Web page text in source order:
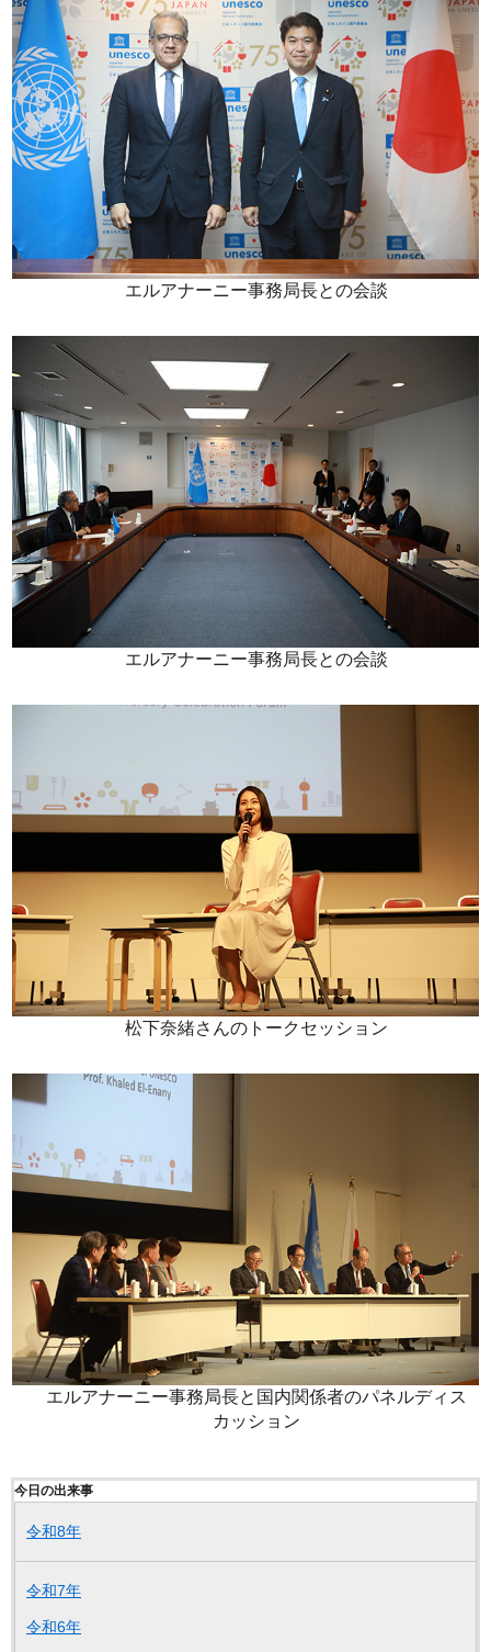
エルアナーニー事務局長との会談
エルアナーニー事務局長との会談
松下奈緒さんのトークセッション
エルアナーニー事務局長と国内関係者のパネルディス
カッション
今日の出来事
令和8年
令和7年
令和6年